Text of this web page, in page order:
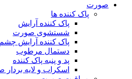
صورت
پاک کننده ها
پاک کننده آرایش
شستشوی صورت
پاک کننده آرایش چشم
دستمال مرطوب
پد و پنبه پاک کننده
اسکراب و لایه